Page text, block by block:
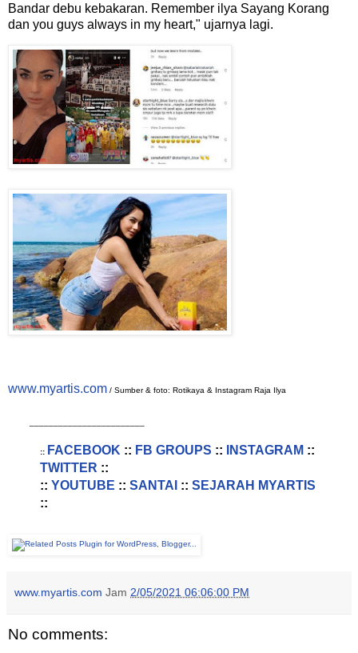
Bandar debu kebakaran. Remember ilya Sayang Korang
dan you guys always in my heart," ujarnya lagi.
www.myartis.com / Sumber & foto: Rotikaya & Instagram Raja Ilya
:: FACEBOOK :: FB GROUPS :: INSTAGRAM ::
TWITTER ::
:: YOUTUBE :: SANTAI :: SEJARAH MYARTIS
::
www.myartis.com Jam 2/05/2021 06:06:00 PM
No comments: